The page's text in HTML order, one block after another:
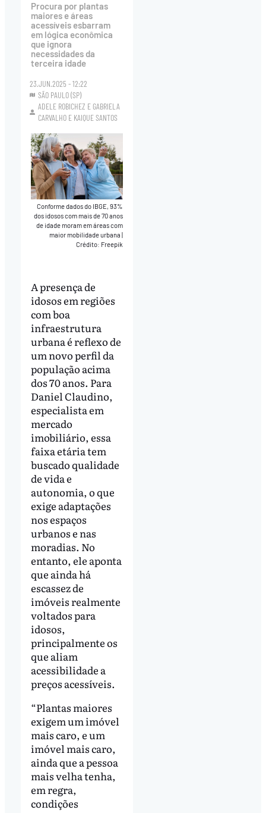
Procura por plantas
maiores e áreas
acessíveis esbarram
em lógica econômica
que ignora
necessidades da
terceira idade
23.JUN.2025 - 12:22
SÃO PAULO (SP)
ADELE ROBICHEZ E GABRIELA
CARVALHO E KAIQUE SANTOS
Conforme dados do IBGE, 93%
dos idosos com mais de 70 anos
de idade moram em áreas com
maior mobilidade urbana
Crédito: Freepik
A presença de
idosos em regiões
com boa
infraestrutura
urbana é reflexo de
um novo perfil da
população acima
dos 70 anos. Para
Daniel Claudino,
especialista em
mercado
imobiliário, essa
faixa etária tem
buscado qualidade
de vida e
autonomia, o que
exige adaptações
nos espaços
urbanos e nas
moradias. No
entanto, ele aponta
que ainda há
escassez de
imóveis realmente
voltados para
idosos,
principalmente os
que aliam
acessibilidade a
preços acessíveis.
“Plantas maiores
exigem um imóvel
mais caro, e um
imóvel mais caro,
ainda que a pessoa
mais velha tenha,
em regra,
condições